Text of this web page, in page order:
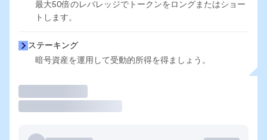
最大50倍のレバレッジでトークンをロングまたはショー
トします。
ステーキング
暗号資産を運用して受動的所得を得ましょう。